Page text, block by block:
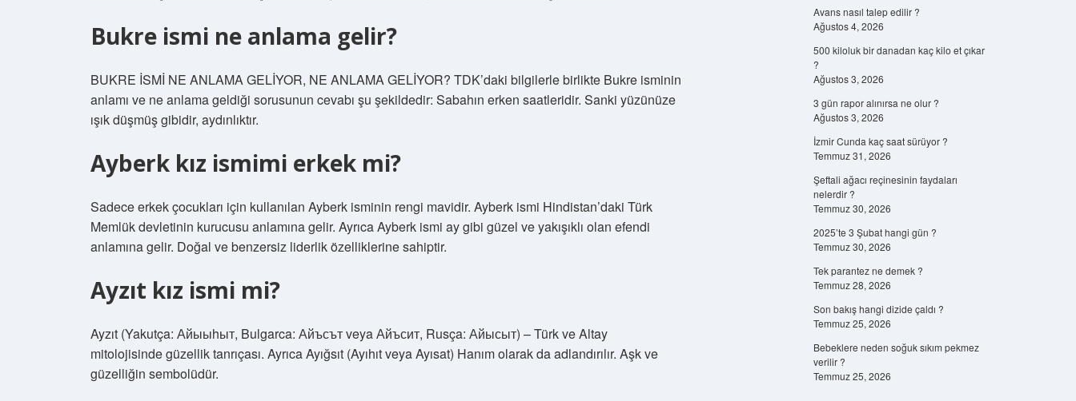
Bukre ismi ne anlama gelir?
BUKRE İSMİ NE ANLAMA GELİYOR, NE ANLAMA GELİYOR? TDK’daki bilgilerle birlikte Bukre isminin
anlamı ve ne anlama geldiği sorusunun cevabı şu şekildedir: Sabahın erken saatleridir. Sanki yüzünüze
ışık düşmüş gibidir, aydınlıktır.
Ayberk kız ismimi erkek mi?
Sadece erkek çocukları için kullanılan Ayberk isminin rengi mavidir. Ayberk ismi Hindistan’daki Türk
Memlük devletinin kurucusu anlamına gelir. Ayrıca Ayberk ismi ay gibi güzel ve yakışıklı olan efendi
anlamına gelir. Doğal ve benzersiz liderlik özelliklerine sahiptir.
Ayzıt kız ismi mi?
Ayzıt (Yakutça: Айыыhыт, Bulgarca: Айъсът veya Айъсит, Rusça: Айысыт) – Türk ve Altay
mitolojisinde güzellik tanrıçası. Ayrıca Ayığsıt (Ayıhıt veya Ayısat) Hanım olarak da adlandırılır. Aşk ve
güzelliğin sembolüdür.
Avans nasıl talep edilir ?
Ağustos 4, 2026
500 kiloluk bir danadan kaç kilo et çıkar
?
Ağustos 3, 2026
3 gün rapor alınırsa ne olur ?
Ağustos 3, 2026
İzmir Cunda kaç saat sürüyor ?
Temmuz 31, 2026
Şeftali ağacı reçinesinin faydaları
nelerdir ?
Temmuz 30, 2026
2025’te 3 Şubat hangi gün ?
Temmuz 30, 2026
Tek parantez ne demek ?
Temmuz 28, 2026
Son bakış hangi dizide çaldı ?
Temmuz 25, 2026
Bebeklere neden soğuk sıkım pekmez
verilir ?
Temmuz 25, 2026